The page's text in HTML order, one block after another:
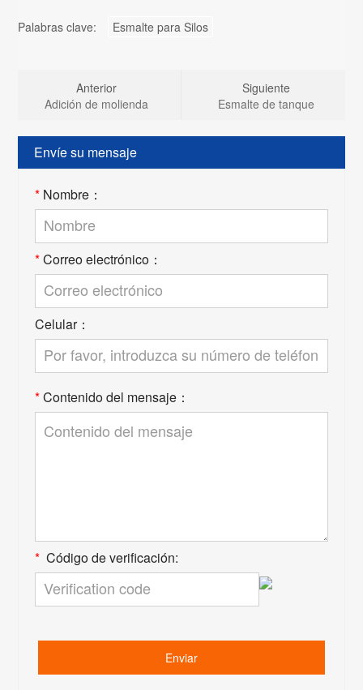
Palabras clave: Esmalte para Silos
Anterior
Adición de molienda
Siguiente
Esmalte de tanque
Envíe su mensaje
* Nombre：
*Correo electrónico：
Celular：
*Contenido del mensaje：
* Código de verificación:
Enviar